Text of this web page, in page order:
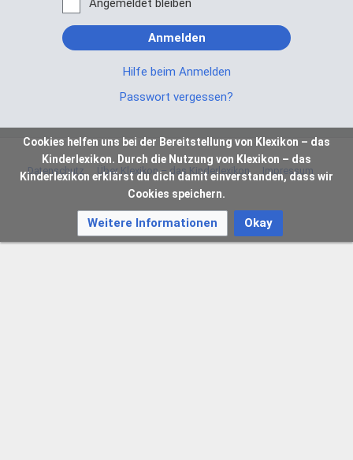
Angemeldet bleiben
Anmelden
Hilfe beim Anmelden
Passwort vergessen?
Datenschutz Über Klexikon – das Kinderlexikon Impressum
Cookies helfen uns bei der Bereitstellung von Klexikon – das
Kinderlexikon. Durch die Nutzung von Klexikon – das
Kinderlexikon erklärst du dich damit einverstanden, dass wir
Cookies speichern.
Weitere Informationen Okay